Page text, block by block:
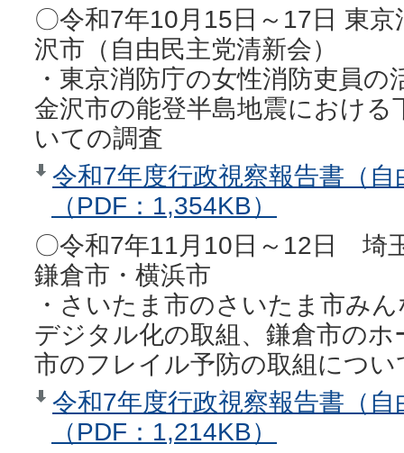
〇令和7年10月15日～17日 東
沢市（自由民主党清新会）
・東京消防庁の女性消防吏員
金沢市の能登半島地震におけ
いての調査
令和7年度行政視察報告書（
（PDF：1,354KB）
〇令和7年11月10日～12日 埼
鎌倉市・横浜市
・さいたま市のさいたま市み
デジタル化の取組、鎌倉市の
市のフレイル予防の取組につい
令和7年度行政視察報告書（
（PDF：1,214KB）